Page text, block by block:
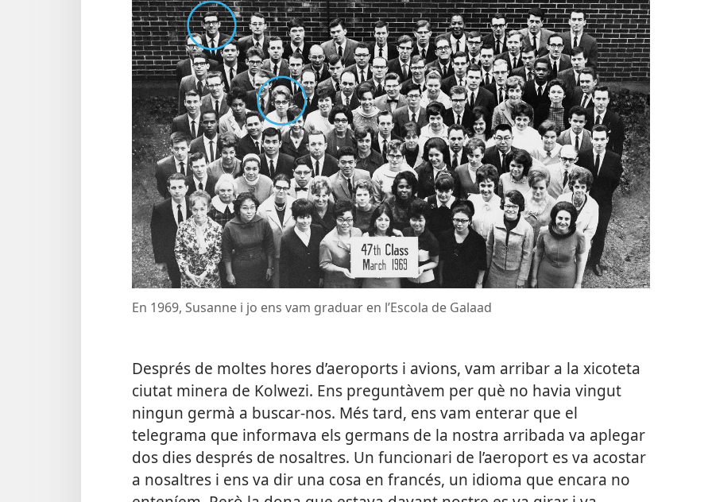
En 1969, Susanne i jo ens vam graduar en l’Escola de Galaad
Després de moltes hores d’aeroports i avions, vam arribar a la xicoteta
ciutat minera de Kolwezi. Ens preguntàvem per què no havia vingut
ningun germà a buscar-nos. Més tard, ens vam enterar que el
telegrama que informava els germans de la nostra arribada va aplegar
dos dies després de nosaltres. Un funcionari de l’aeroport es va acostar
a nosaltres i ens va dir una cosa en francés, un idioma que encara no